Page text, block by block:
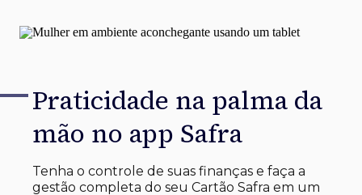
Praticidade na palma da
mão no app Safra
Tenha o controle de suas finanças e faça a
gestão completa do seu Cartão Safra em um